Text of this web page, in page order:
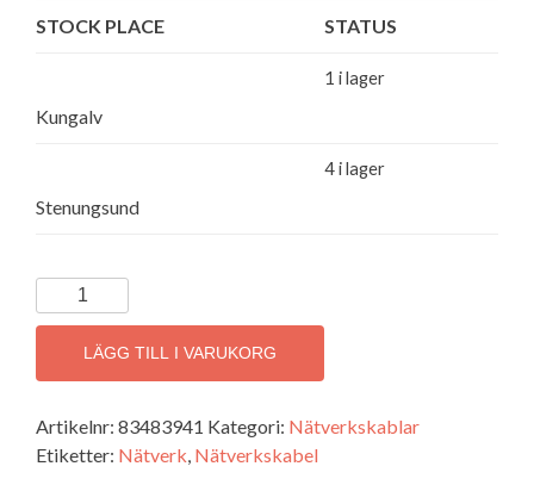
STOCK PLACE STATUS
Kungalv
1 i lager
Stenungsund
4 i lager
Nätverkskabel
TP
5m
65V)
mängd
LÄGG TILL I VARUKORG
Artikelnr: 83483941 Kategori: Nätverkskablar
Etiketter: Nätverk Nätverkskabel